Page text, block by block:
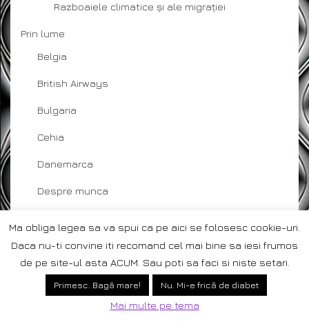
Razboaiele climatice și ale migrației
Prin lume
Belgia
British Airways
Bulgaria
Cehia
Danemarca
Despre munca
Franta
Paris
hoteluri
Ma obliga legea sa va spui ca pe aici se folosesc cookie-uri.
Daca nu-ti convine iti recomand cel mai bine sa iesi frumos
de pe site-ul asta ACUM. Sau poti sa faci si niste setari.
Primesc. Bagă mare! Nu. Mi-e frică de diabet
Mai multe pe tema